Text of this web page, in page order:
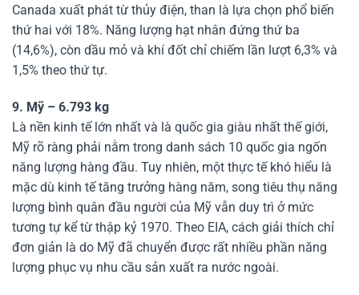
Canada xuất phát từ thủy điện, than là lựa chọn phổ biến
thứ hai với 18%. Năng lượng hạt nhân đứng thứ ba
(14,6%), còn dầu mỏ và khí đốt chỉ chiếm lần lượt 6,3% và
1,5% theo thứ tự.
9. Mỹ – 6.793 kg
Là nền kinh tế lớn nhất và là quốc gia giàu nhất thế giới,
Mỹ rõ ràng phải nằm trong danh sách 10 quốc gia ngốn
năng lượng hàng đầu. Tuy nhiên, một thực tế khó hiểu là
mặc dù kinh tế tăng trưởng hàng năm, song tiêu thụ năng
lượng bình quân đầu người của Mỹ vẫn duy trì ở mức
tương tự kể từ thập kỷ 1970. Theo EIA, cách giải thích chỉ
đơn giản là do Mỹ đã chuyển được rất nhiều phần năng
lượng phục vụ nhu cầu sản xuất ra nước ngoài.